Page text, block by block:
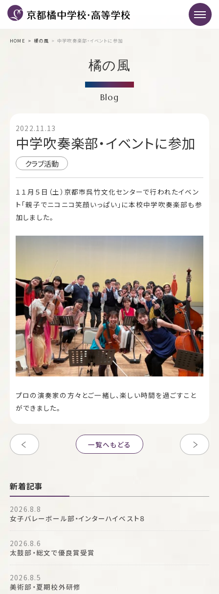
HOME 橘の風 中学吹奏楽部・イベントに参加
橘の風
Blog
2022.11.13
中学吹奏楽部・イベントに参加
クラブ活動
１１月５日（土）京都市呉竹文化センターで行われたイベン
ト「親子でニコニコ笑顔いっぱい」に本校中学吹奏楽部も参
加しました。
プロの演奏家の方々とご一緒し、楽しい時間を過ごすこと
ができました。
一覧へもどる
新着記事
2026.8.8
女子バレーボール部・インターハイベスト８
2026.8.6
太鼓部・総文で優良賞受賞
2026.8.5
美術部・夏期校外研修